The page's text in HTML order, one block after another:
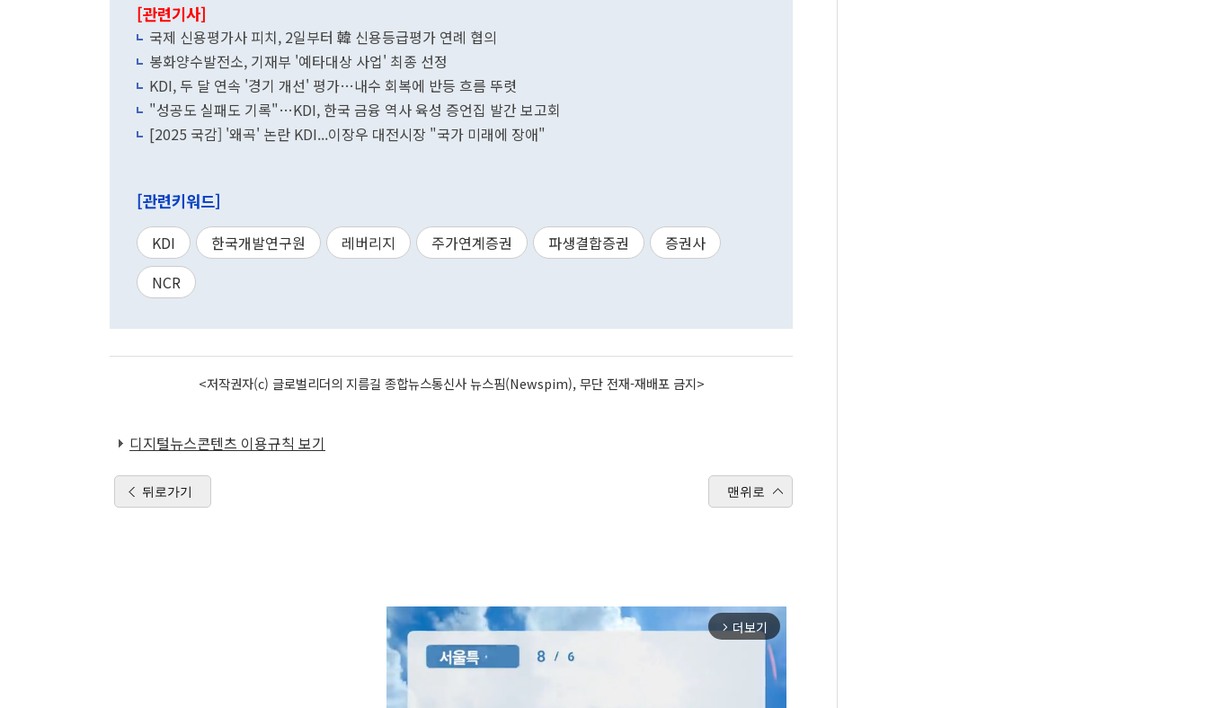
[관련기사]
국제 신용평가사 피치, 2일부터 韓 신용등급평가 연례 협의
봉화양수발전소, 기재부 '예타대상 사업' 최종 선정
KDI, 두 달 연속 '경기 개선' 평가…내수 회복에 반등 흐름 뚜렷
"성공도 실패도 기록"…KDI, 한국 금융 역사 육성 증언집 발간 보고회
[2025 국감] '왜곡' 논란 KDI...이장우 대전시장 "국가 미래에 장애"
[관련키워드]
KDI 한국개발연구원 레버리지 주가연계증권 파생결합증권
증권사
NCR
<저작권자(c) 글로벌리더의 지름길 종합뉴스통신사 뉴스핌(Newspim), 무단 전재-재배포 금지>
디지털뉴스콘텐츠 이용규칙 보기
뒤로가기 맨위로
arrow_forward_ios 더보기